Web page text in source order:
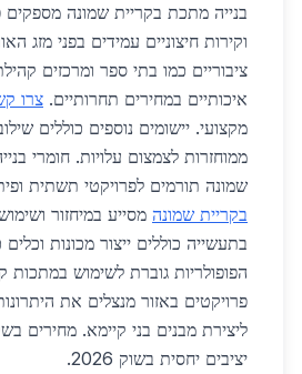
בנייה מתכת בקריית שמונה מספקים
וקירות חיצוניים עמידים בפני מזג
ציבוריים כמו בתי ספר ומרכזים
איכותיים במחירים תחרותיים. צרו
מקצועי. יישומים נוספים כוללים
ממוחזרות לצמצום עלויות. חומרי
שמונה תורמים לפרויקטי תשתית
בקריית שמונה מסייע במיחזור
בתעשייה כוללים ייצור מכונות
הפופולריות גוברת לשימוש במתכות
פרויקטים באזור מנצלים את
ליצירת מבנים בני קיימא. מחירים
יציבים יחסית בשוק 2026.